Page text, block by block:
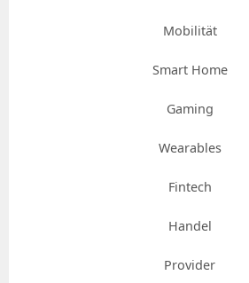
Mobilität
Smart Home
Gaming
Wearables
Fintech
Handel
Provider